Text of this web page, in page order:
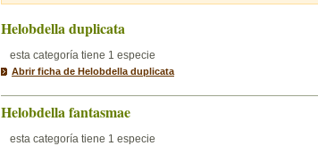
Helobdella duplicata
esta categoría tiene 1 especie
Abrir ficha de Helobdella duplicata
Helobdella fantasmae
esta categoría tiene 1 especie